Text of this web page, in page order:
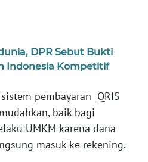
DPR Sebut Bukti
Indonesia Kompetitif
pembayaran QRIS
baik bagi
UMKM karena dana
masuk ke rekening.